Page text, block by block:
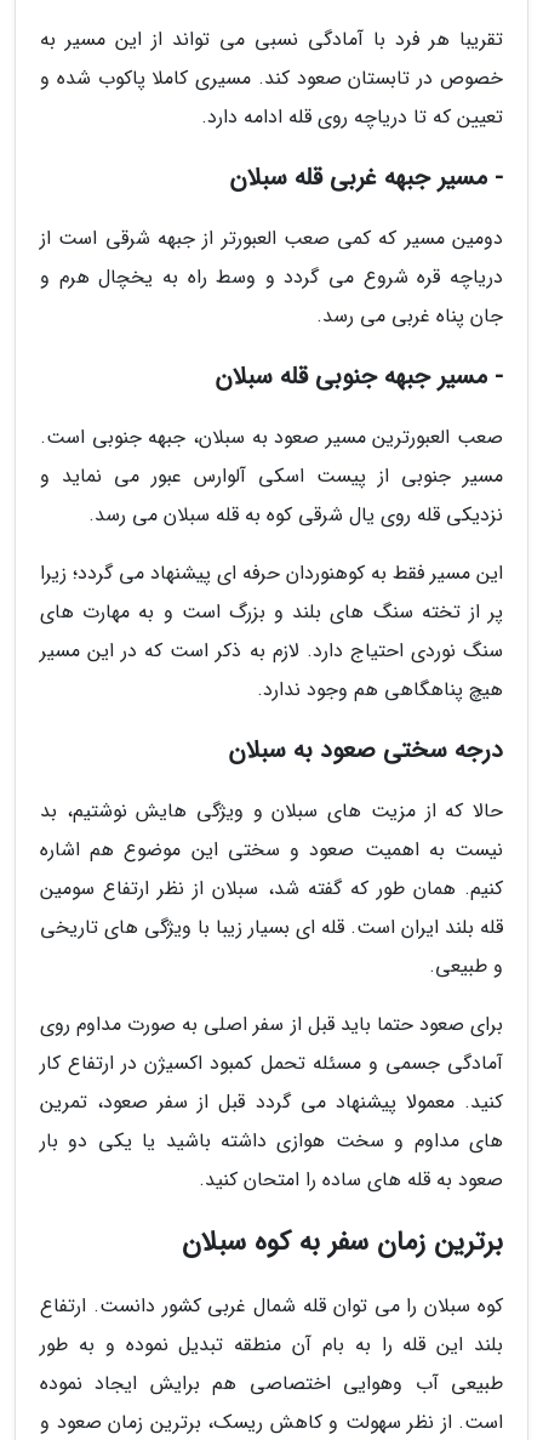
تقریبا هر فرد با آمادگی نسبی می تواند از این مسیر به
خصوص در تابستان صعود کند. مسیری کاملا پاکوب شده و
تعیین که تا دریاچه روی قله ادامه دارد.
- مسیر جبهه غربی قله سبلان
دومین مسیر که کمی صعب العبورتر از جبهه شرقی است از
دریاچه قره شروع می گردد و وسط راه به یخچال هرم و
جان پناه غربی می رسد.
- مسیر جبهه جنوبی قله سبلان
صعب العبورترین مسیر صعود به سبلان، جبهه جنوبی است.
مسیر جنوبی از پیست اسکی آلوارس عبور می نماید و
نزدیکی قله روی یال شرقی کوه به قله سبلان می رسد.
این مسیر فقط به کوهنوردان حرفه ای پیشنهاد می گردد؛ زیرا
پر از تخته سنگ های بلند و بزرگ است و به مهارت های
سنگ نوردی احتیاج دارد. لازم به ذکر است که در این مسیر
هیچ پناهگاهی هم وجود ندارد.
درجه سختی صعود به سبلان
حالا که از مزیت های سبلان و ویژگی هایش نوشتیم، بد
نیست به اهمیت صعود و سختی این موضوع هم اشاره
کنیم. همان طور که گفته شد، سبلان از نظر ارتفاع سومین
قله بلند ایران است. قله ای بسیار زیبا با ویژگی های تاریخی
و طبیعی.
برای صعود حتما باید قبل از سفر اصلی به صورت مداوم روی
آمادگی جسمی و مسئله تحمل کمبود اکسیژن در ارتفاع کار
کنید. معمولا پیشنهاد می گردد قبل از سفر صعود، تمرین
های مداوم و سخت هوازی داشته باشید یا یکی دو بار
صعود به قله های ساده را امتحان کنید.
برترین زمان سفر به کوه سبلان
کوه سبلان را می توان قله شمال غربی کشور دانست. ارتفاع
بلند این قله را به بام آن منطقه تبدیل نموده و به طور
طبیعی آب وهوایی اختصاصی هم برایش ایجاد نموده
است. از نظر سهولت و کاهش ریسک، برترین زمان صعود و